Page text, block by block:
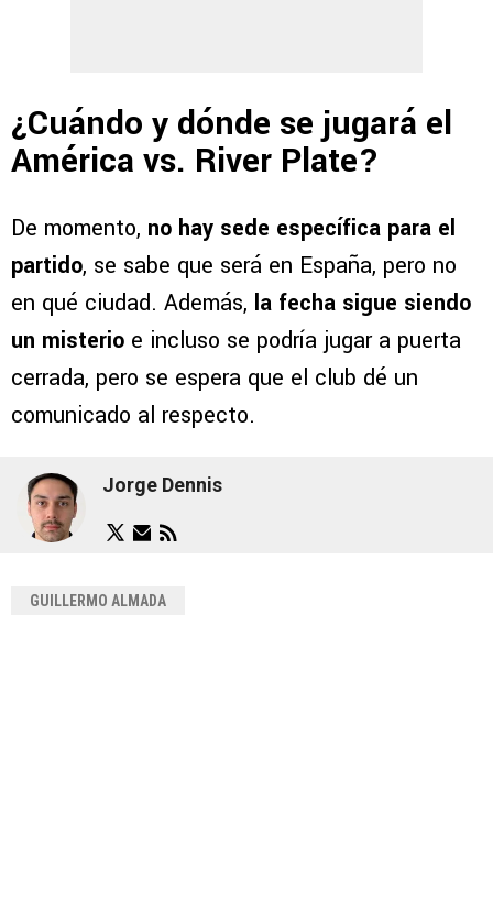
¿Cuándo y dónde se jugará el
América vs. River Plate?
De momento, no hay sede específica para el
partido, se sabe que será en España, pero no
en qué ciudad. Además, la fecha sigue siendo
un misterio e incluso se podría jugar a puerta
cerrada, pero se espera que el club dé un
comunicado al respecto.
Jorge Dennis
GUILLERMO ALMADA